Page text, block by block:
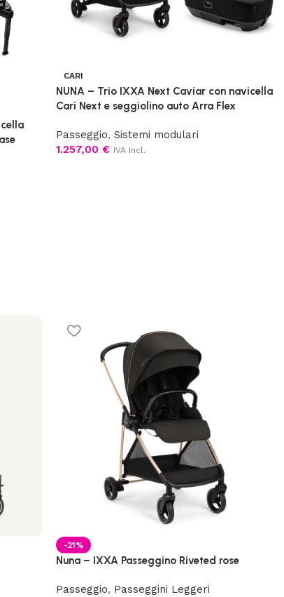
CARI
NUNA – Trio IXXA Next Caviar con navicella
Cari Next e seggiolino auto Arra Flex
Passeggio, Sistemi modulari
1.257,00 € IVA Incl.
-21%
Nuna – IXXA Passeggino Riveted rose
Passeggio, Passeggini Leggeri